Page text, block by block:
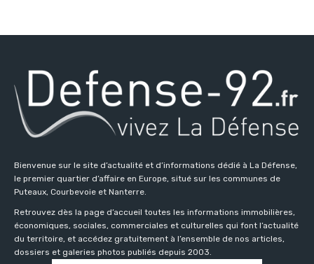
Bienvenue sur le site d’actualité et d’informations dédié à La Défense,
le premier quartier d’affaire en Europe, situé sur les communes de
Puteaux, Courbevoie et Nanterre.
Retrouvez dès la page d’accueil toutes les informations immobilières,
économiques, sociales, commerciales et culturelles qui font l’actualité
du territoire, et accédez gratuitement à l’ensemble de nos articles,
dossiers et galeries photos publiés depuis 2003.